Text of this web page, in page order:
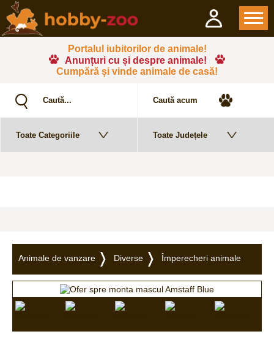
Portalul iubitorilor de animale!
Anunțuri cu și despre animale!
Cumpără și vinde animale de casă!
Animale de vanzare Diverse Împerecheri animale